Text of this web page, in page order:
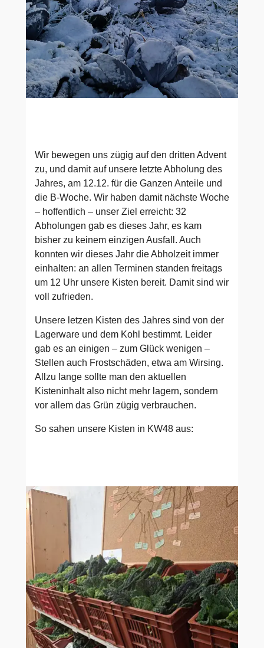
Wir bewegen uns zügig auf den dritten Advent
zu, und damit auf unsere letzte Abholung des
Jahres, am 12.12. für die Ganzen Anteile und
die B-Woche. Wir haben damit nächste Woche
– hoffentlich – unser Ziel erreicht: 32
Abholungen gab es dieses Jahr, es kam
bisher zu keinem einzigen Ausfall. Auch
konnten wir dieses Jahr die Abholzeit immer
einhalten: an allen Terminen standen freitags
um 12 Uhr unsere Kisten bereit. Damit sind wir
voll zufrieden.
Unsere letzen Kisten des Jahres sind von der
Lagerware und dem Kohl bestimmt. Leider
gab es an einigen – zum Glück wenigen –
Stellen auch Frostschäden, etwa am Wirsing.
Allzu lange sollte man den aktuellen
Kisteninhalt also nicht mehr lagern, sondern
vor allem das Grün zügig verbrauchen.
So sahen unsere Kisten in KW48 aus: